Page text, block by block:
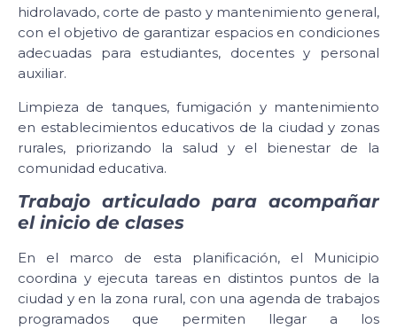
hidrolavado, corte de pasto y mantenimiento general,
con el objetivo de garantizar espacios en condiciones
adecuadas para estudiantes, docentes y personal
auxiliar.
Limpieza de tanques, fumigación y mantenimiento
en establecimientos educativos de la ciudad y zonas
rurales, priorizando la salud y el bienestar de la
comunidad educativa.
Trabajo articulado para acompañar
el inicio de clases
En el marco de esta planificación, el Municipio
coordina y ejecuta tareas en distintos puntos de la
ciudad y en la zona rural, con una agenda de trabajos
programados que permiten llegar a los